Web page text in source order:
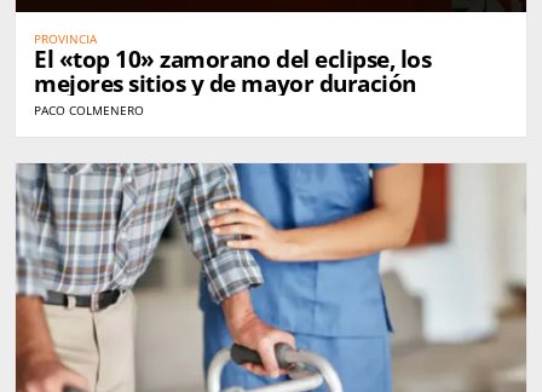
PROVINCIA
El «top 10» zamorano del eclipse, los
mejores sitios y de mayor duración
PACO COLMENERO